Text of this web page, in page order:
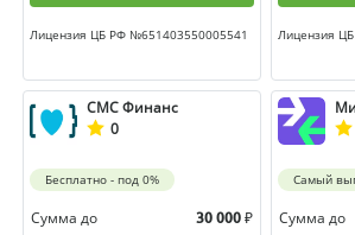
Лицензия ЦБ РФ №651403550005541 Лицензия
СМС Финанс
0
Бесплатно - под 0%
Сумма до 30 000 ₽
Самый
Сумма до